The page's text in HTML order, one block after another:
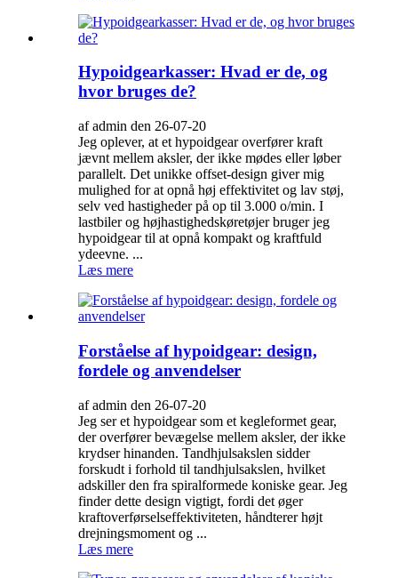
Hypoidgearkasser: Hvad er de, og
hvor bruges de?
af admin den 26-07-20
Jeg oplever, at et hypoidgear overfører kraft
jævnt mellem aksler, der ikke mødes eller løber
parallelt. Det unikke offset-design giver mig
mulighed for at opnå høj effektivitet og lav støj,
selv ved hastigheder på op til 3.000 o/min. I
lastbiler og højhastighedskøretøjer bruger jeg
hypoidgear til at opnå kompakt og kraftfuld
ydeevne. ...
Læs mere
Forståelse af hypoidgear: design,
fordele og anvendelser
af admin den 26-07-20
Jeg ser et hypoidgear som et kegleformet gear,
der overfører bevægelse mellem aksler, der ikke
krydser hinanden. Tandhjulsakslen sidder
forskudt i forhold til tandhjulsakslen, hvilket
adskiller den fra spiralformede koniske gear. Jeg
finder dette design vigtigt, fordi det øger
kraftoverførselseffektiviteten, håndterer højt
drejningsmoment og ...
Læs mere